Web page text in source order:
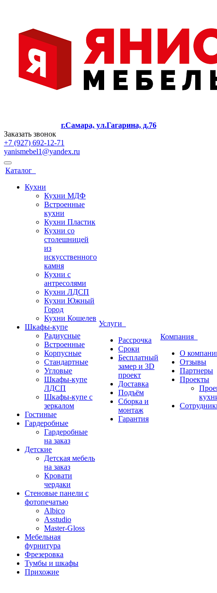
г.Самара, ул.Гагарина, д.76
Заказать звонок
+7 (927) 692-12-71
yanismebel1@yandex.ru
Каталог
Кухни
Кухни МДФ
Встроенные
кухни
Кухни Пластик
Кухни со
столешницей
из
искусcтвенного
камня
Кухни с
антресолями
Кухни ЛДСП
Кухни Южный
Город
Кухни Кошелев
Шкафы-купе
Радиусные
Встроенные
Корпусные
Стандартные
Угловые
Шкафы-купе
ЛДСП
Шкафы-купе с
зеркалом
Гостиные
Гардеробные
Гардеробные
на заказ
Детские
Детская мебель
на заказ
Кровати
чердаки
Стеновые панели с
фотопечатью
Albico
Asstudio
Master-Gloss
Мебельная
фурнитура
Фрезеровка
Тумбы и шкафы
Прихожие
Услуги
Рассрочка
Сроки
Бесплатный
замер и 3D
проект
Доставка
Подъём
Сборка и
монтаж
Гарантия
Компания
О
Отзывы
Партнеры
Проекты